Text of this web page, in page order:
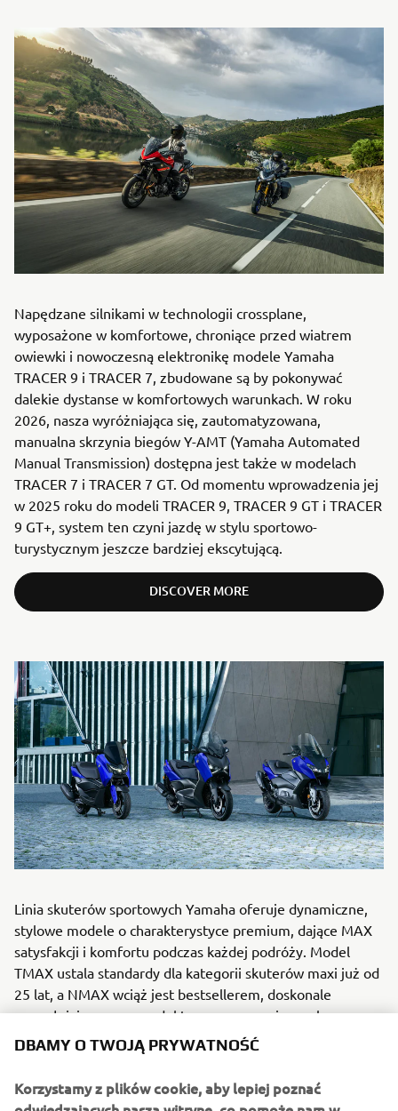
Napędzane silnikami w technologii crossplane,
wyposażone w komfortowe, chroniące przed wiatrem
owiewki i nowoczesną elektronikę modele Yamaha
TRACER 9 i TRACER 7, zbudowane są by pokonywać
dalekie dystanse w komfortowych warunkach. W roku
2026, nasza wyróżniająca się, zautomatyzowana,
manualna skrzynia biegów Y-AMT (Yamaha Automated
Manual Transmission) dostępna jest także w modelach
TRACER 7 i TRACER 7 GT. Od momentu wprowadzenia jej
w 2025 roku do modeli TRACER 9, TRACER 9 GT i TRACER
9 GT+, system ten czyni jazdę w stylu sportowo-
turystycznym jeszcze bardziej ekscytującą.
DISCOVER MORE
Linia skuterów sportowych Yamaha oferuje dynamiczne,
stylowe modele o charakterystyce premium, dające MAX
satysfakcji i komfortu podczas każdej podróży. Model
TMAX ustala standardy dla kategorii skuterów maxi już od
25 lat, a NMAX wciąż jest bestsellerem, doskonale
uzupełniając gamę produktową wraz z uniwersalnym
skuterem XMAX. Wszystkie modele TMAX, XMAX i NMAX
na rok 2026 dostępne są w inspirowanym wyścigami
kolorze Icon Blue, który podkreśla ich dynamiczny i
sportowy charakter, a modele w opcji Tech MAX i Tech
DBAMY O TWOJĄ PRYWATNOŚĆ
Korzystamy z plików cookie, aby lepiej poznać
odwiedzających naszą witrynę, co pomoże nam w
działań marketingowych.